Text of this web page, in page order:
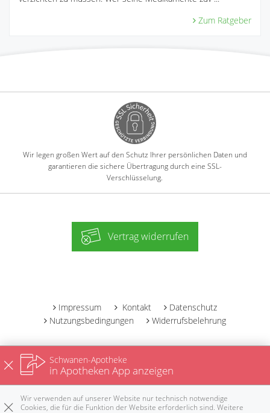
Zum Ratgeber
Wir legen großen Wert auf den Schutz Ihrer persönlichen Daten und
garantieren die sichere Übertragung durch eine SSL-
Verschlüsselung.
Vertrag widerrufen
Impressum Kontakt
Datenschutz
Nutzungsbedingungen
Widerrufsbelehrung
Schwanen-Apotheke
in Apotheken App anzeigen
Wir verwenden auf unserer Website nur technisch notwendige
Cookies, die für die Funktion der Website erforderlich sind. Weitere